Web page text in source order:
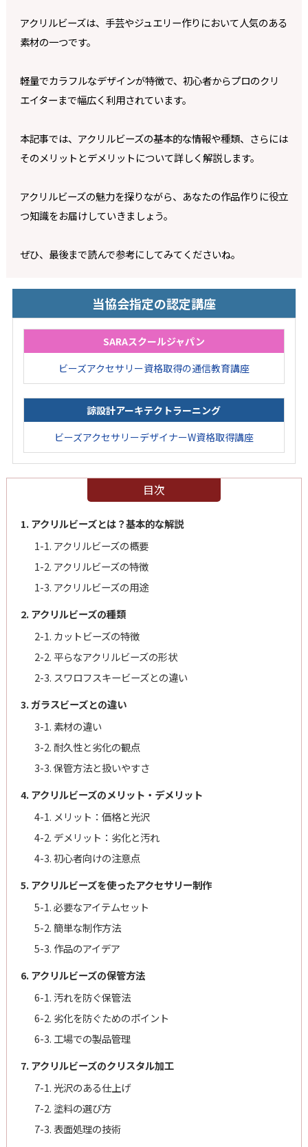
アクリルビーズは、手芸やジュエリー作りにおいて人気のある
素材の一つです。
軽量でカラフルなデザインが特徴で、初心者からプロのクリ
エイターまで幅広く利用されています。
本記事では、アクリルビーズの基本的な情報や種類、さらには
そのメリットとデメリットについて詳しく解説します。
アクリルビーズの魅力を探りながら、あなたの作品作りに役立
つ知識をお届けしていきましょう。
ぜひ、最後まで読んで参考にしてみてくださいね。
当協会指定の認定講座
SARAスクールジャパン
ビーズアクセサリー資格取得の通信教育講座
諒設計アーキテクトラーニング
ビーズアクセサリーデザイナーW資格取得講座
目次
1. アクリルビーズとは？基本的な解説
1-1. アクリルビーズの概要
1-2. アクリルビーズの特徴
1-3. アクリルビーズの用途
2. アクリルビーズの種類
2-1. カットビーズの特徴
2-2. 平らなアクリルビーズの形状
2-3. スワロフスキービーズとの違い
3. ガラスビーズとの違い
3-1. 素材の違い
3-2. 耐久性と劣化の観点
3-3. 保管方法と扱いやすさ
4. アクリルビーズのメリット・デメリット
4-1. メリット：価格と光沢
4-2. デメリット：劣化と汚れ
4-3. 初心者向けの注意点
5. アクリルビーズを使ったアクセサリー制作
5-1. 必要なアイテムセット
5-2. 簡単な制作方法
5-3. 作品のアイデア
6. アクリルビーズの保管方法
6-1. 汚れを防ぐ保管法
6-2. 劣化を防ぐためのポイント
6-3. 工場での製品管理
7. アクリルビーズのクリスタル加工
7-1. 光沢のある仕上げ
7-2. 塗料の選び方
7-3. 表面処理の技術